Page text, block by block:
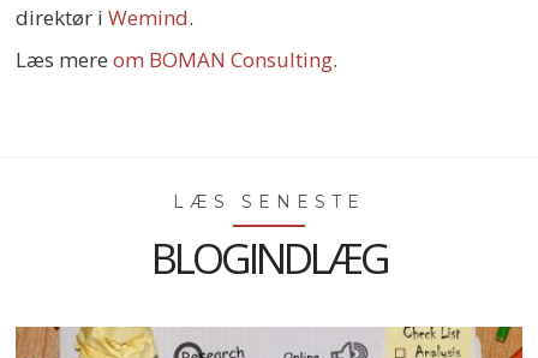
direktør iWemind.
Læs mereom BOMAN Consulting.
LÆS SENESTE
BLOGINDLÆG